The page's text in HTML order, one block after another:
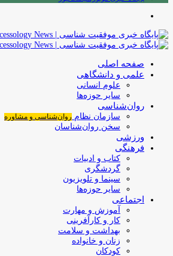
صفحه اصلی
علمی و دانشگاهی
علوم انسانی
سایر حوزه‌ها
روان‌شناسی
سازمان نظام روان‌شناسی و مشاوره
سخن روان‌شناسان
ورزشی
فرهنگی
کتاب و ادبیات
گردشگری
سینما و تلویزیون
سایر حوزه‌ها
اجتماعی
آموزش و مهارت
کار و کارآفرینی
بهداشت و سلامت
زنان و خانواده
کودکان